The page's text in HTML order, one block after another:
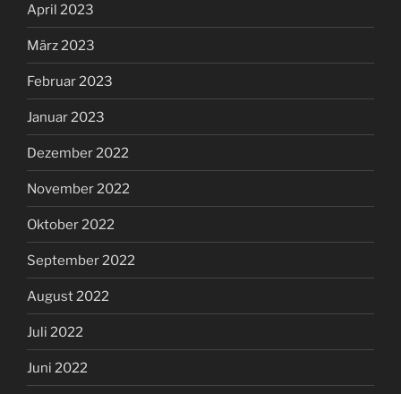
April 2023
März 2023
Februar 2023
Januar 2023
Dezember 2022
November 2022
Oktober 2022
September 2022
August 2022
Juli 2022
Juni 2022